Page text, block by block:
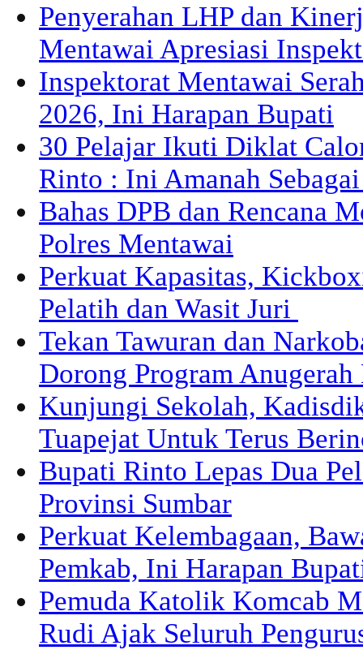
Penyerahan LHP dan
Mentawai Apresiasi
Inspektorat Mentawai
2026, Ini Harapan Bupati
30 Pelajar Ikuti Diklat
Rinto : Ini Amanah
Bahas DPB dan Rencana
Polres Mentawai
Perkuat Kapasitas,
Pelatih dan Wasit Juri
Tekan Tawuran dan
Dorong Program
Kunjungi Sekolah,
Tuapejat Untuk Terus
Bupati Rinto Lepas Dua
Provinsi Sumbar
Perkuat Kelembagaan,
Pemkab, Ini Harapan
Pemuda Katolik Komcab
Rudi Ajak Seluruh